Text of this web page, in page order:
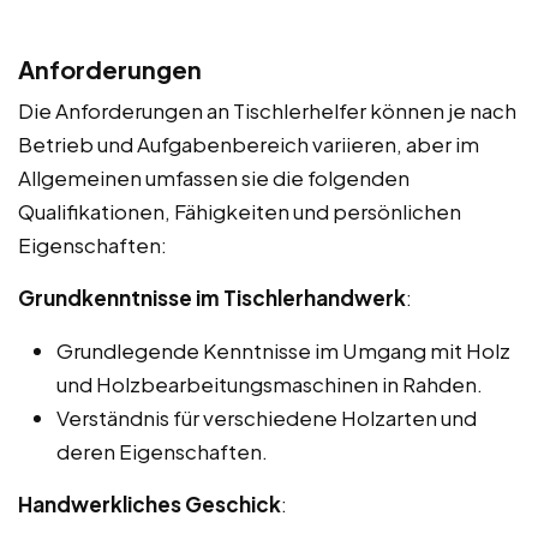
Anforderungen
Die Anforderungen an Tischlerhelfer können je nach
Betrieb und Aufgabenbereich variieren, aber im
Allgemeinen umfassen sie die folgenden
Qualifikationen, Fähigkeiten und persönlichen
Eigenschaften:
Grundkenntnisse im Tischlerhandwerk:
Grundlegende Kenntnisse im Umgang mit Holz
und Holzbearbeitungsmaschinen in Rahden.
Verständnis für verschiedene Holzarten und
deren Eigenschaften.
Handwerkliches Geschick: